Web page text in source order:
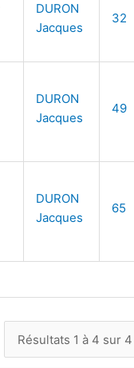
DURON
Jacques
32
DURON
Jacques
49
DURON
Jacques
65